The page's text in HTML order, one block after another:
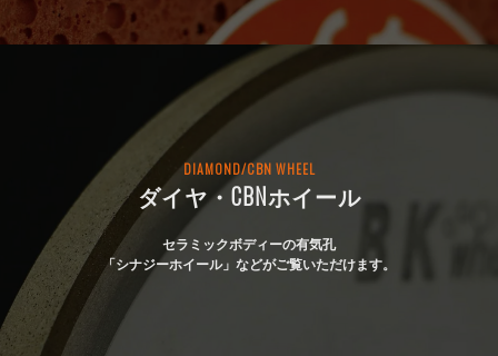
DIAMOND/CBN WHEEL
ダイヤ・CBNホイール
セラミックボディーの有気孔
「シナジーホイール」などがご覧いただけます。